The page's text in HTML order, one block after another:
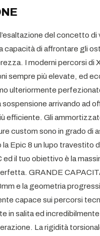
del concetto
capacità di affrontare gli
I moderni percorsi di
sempre più elevate, ed
ulteriormente
arrivando ad
efficiente. Gli
custom sono in grado di
Epic 8 un lupo travestito
ed il tuo obiettivo è la
GRANDE
e la geometria
capace sui percorsi
in salita ed
La rigidità